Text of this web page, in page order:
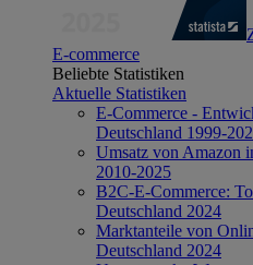
E-commerce
Beliebte Statistiken
Aktuelle Statistiken
E-Commerce -
Deutschland 1999-
Umsatz von Amazon
2010-2025
B2C-E-Commerce:
Deutschland 2024
Marktanteile von
Deutschland 2024